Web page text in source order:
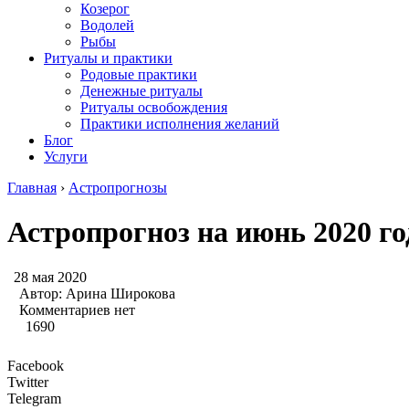
Козерог
Водолей
Рыбы
Ритуалы и практики
Родовые практики
Денежные ритуалы
Ритуалы освобождения
Практики исполнения желаний
Блог
Услуги
Главная › Астропрогнозы
Астропрогноз на июнь 2020
28 мая 2020
Автор: Арина Широкова
Комментариев нет
1690
Facebook
Twitter
Telegram